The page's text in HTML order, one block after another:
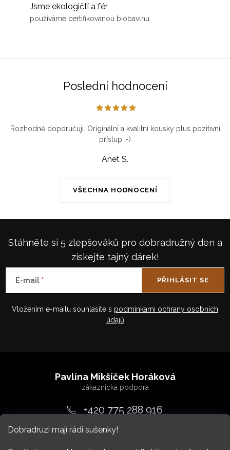
Dobradruzi mají rádi sušenky!
Jsme ekologičtí a fér
používáme certifikovanou biobavlnu
Poslední hodnocení
VŠECHNA HODNOCENÍ
Rozhodně doporučuji. Originální a kvalitní kousky plus pozitivní
přístup :-)
Anet S.
Stáhněte si 5 zlepšováků pro dobradružný den a
získejte tajný dárek!
E-mail
Vložením e-mailu souhlasíte s podmínkami ochrany osobních
údajů
PŘIHLÁSIT SE
a
Pavlína Mikšíček Horáková
+420 775 288 916
srdcem@dobradruh.cz